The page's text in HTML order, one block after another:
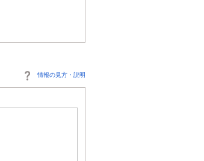
情報の見方・説明